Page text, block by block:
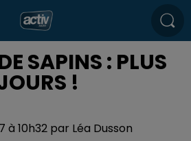
SAPINS : PLUS
!
à 10h32 par Léa Dusson